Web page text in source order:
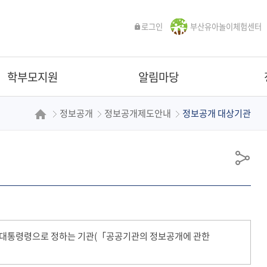
학부모지원 알림마당
로그인 부산유아놀이체험센터
정보공개 정보공개제도안내 정보공개 대상기관
공
통령령으로 정하는 기관(「공공기관의 정보공개에 관한